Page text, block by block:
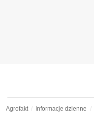
Agrofakt Informacje dzienne